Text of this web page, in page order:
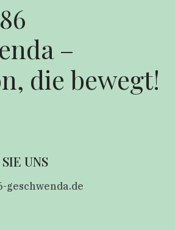
–
die bewegt!
UNS
geschwenda.de